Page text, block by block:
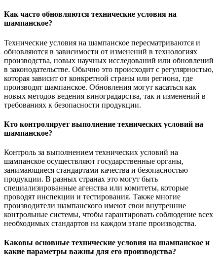
Как часто обновляются технические условия на
шампанское?
Технические условия на шампанское пересматриваются и
обновляются в зависимости от изменений в технологиях
производства, новых научных исследований или обновлений
в законодательстве. Обычно это происходит с регулярностью,
которая зависит от конкретной страны или региона, где
производят шампанское. Обновления могут касаться как
новых методов ведения виноградарства, так и изменений в
требованиях к безопасности продукции.
Кто контролирует выполнение технических условий на
шампанское?
Контроль за выполнением технических условий на
шампанское осуществляют государственные органы,
занимающиеся стандартами качества и безопасностью
продукции. В разных странах это могут быть
специализированные агенства или комитеты, которые
проводят инспекции и тестирования. Также многие
производители шампанского имеют свои внутренние
контрольные системы, чтобы гарантировать соблюдение всех
необходимых стандартов на каждом этапе производства.
Каковы основные технические условия на шампанское и
какие параметры важны для его производства?